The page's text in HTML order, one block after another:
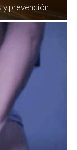
y prevención